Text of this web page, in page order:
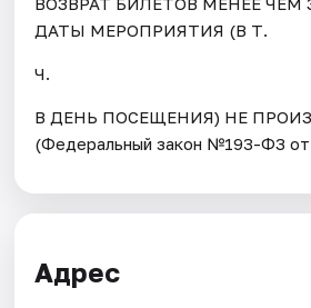
ДАТЫ МЕРОПРИЯТИЯ (В Т.
Ч.
В ДЕНЬ ПОСЕЩЕНИЯ) НЕ
(Федеральный закон №193-ФЗ от
Адрес